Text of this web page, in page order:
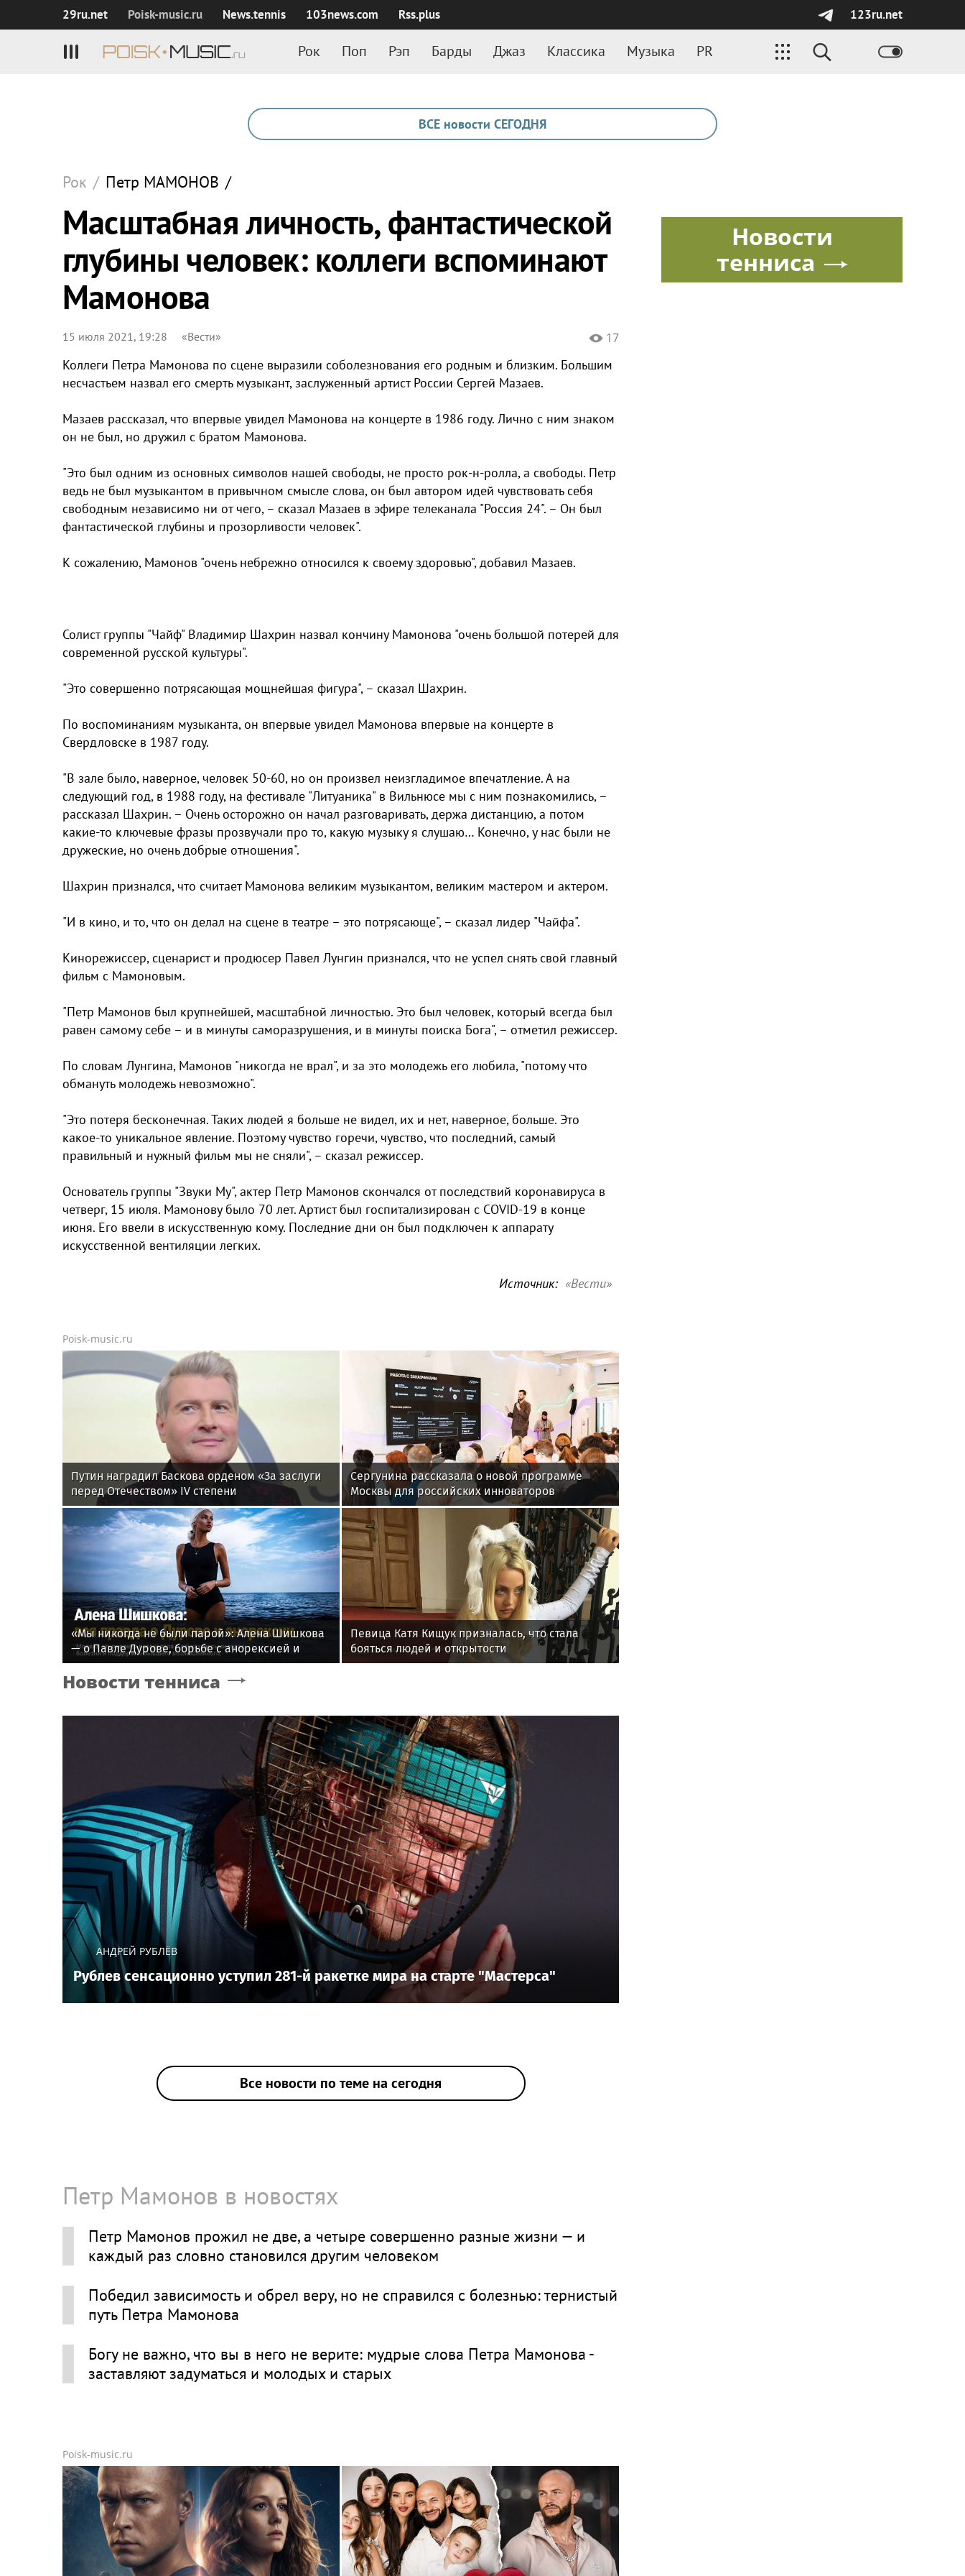
29ru.net Poisk‑music.ru News.tennis 103news.com Rss.plus 123ru.net
Рок Поп Рэп Барды Джаз Классика Музыка PR
ВСЕ новости СЕГОДНЯ
Рок / Петр МАМОНОВ /
Масштабная личность, фантастической
глубины человек: коллеги вспоминают
Мамонова
15 июля 2021, 19:28 «Вести» 17
Коллеги Петра Мамонова по сцене выразили соболезнования его родным и близким. Большим
несчастьем назвал его смерть музыкант, заслуженный артист России Сергей Мазаев.
Мазаев рассказал, что впервые увидел Мамонова на концерте в 1986 году. Лично с ним знаком
он не был, но дружил с братом Мамонова.
"Это был одним из основных символов нашей свободы, не просто рок-н-ролла, а свободы. Петр
ведь не был музыкантом в привычном смысле слова, он был автором идей чувствовать себя
свободным независимо ни от чего, – сказал Мазаев в эфире телеканала "Россия 24". – Он был
фантастической глубины и прозорливости человек".
К сожалению, Мамонов "очень небрежно относился к своему здоровью", добавил Мазаев.
Солист группы "Чайф" Владимир Шахрин назвал кончину Мамонова "очень большой потерей для
современной русской культуры".
"Это совершенно потрясающая мощнейшая фигура", – сказал Шахрин.
По воспоминаниям музыканта, он впервые увидел Мамонова впервые на концерте в
Свердловске в 1987 году.
"В зале было, наверное, человек 50-60, но он произвел неизгладимое впечатление. А на
следующий год, в 1988 году, на фестивале "Литуаника" в Вильнюсе мы с ним познакомились, –
рассказал Шахрин. – Очень осторожно он начал разговаривать, держа дистанцию, а потом
какие-то ключевые фразы прозвучали про то, какую музыку я слушаю… Конечно, у нас были не
дружеские, но очень добрые отношения".
Шахрин признался, что считает Мамонова великим музыкантом, великим мастером и актером.
"И в кино, и то, что он делал на сцене в театре – это потрясающе", – сказал лидер "Чайфа".
Кинорежиссер, сценарист и продюсер Павел Лунгин признался, что не успел снять свой главный
фильм с Мамоновым.
"Петр Мамонов был крупнейшей, масштабной личностью. Это был человек, который всегда был
равен самому себе – и в минуты саморазрушения, и в минуты поиска Бога", – отметил режиссер.
По словам Лунгина, Мамонов "никогда не врал", и за это молодежь его любила, "потому что
обмануть молодежь невозможно".
"Это потеря бесконечная. Таких людей я больше не видел, их и нет, наверное, больше. Это
какое-то уникальное явление. Поэтому чувство горечи, чувство, что последний, самый
правильный и нужный фильм мы не сняли", – сказал режиссер.
Основатель группы "Звуки Му", актер Петр Мамонов скончался от последствий коронавируса в
четверг, 15 июля. Мамонову было 70 лет. Артист был госпитализирован с COVID-19 в конце
июня. Его ввели в искусственную кому. Последние дни он был подключен к аппарату
искусственной вентиляции легких.
Источник: «Вести»
Poisk-music.ru
Путин наградил Баскова орденом «За заслуги
перед Отечеством» IV степени
Сергунина рассказала о новой программе
Москвы для российских инноваторов
«Мы никогда не были парой»: Алена Шишкова
— о Павле Дурове, борьбе с анорексией и
помощи Тимати
Певица Катя Кищук призналась, что стала
бояться людей и открытости
Новости тенниса
АНДРЕЙ РУБЛЁВ
Рублев сенсационно уступил 281-й ракетке мира на старте "Мастерса"
Все новости по теме на сегодня
Петр Мамонов в новостях
Петр Мамонов прожил не две, а четыре совершенно разные жизни — и
каждый раз словно становился другим человеком
Победил зависимость и обрел веру, но не справился с болезнью: тернистый
путь Петра Мамонова
Богу не важно, что вы в него не верите: мудрые слова Петра Мамонова -
заставляют задуматься и молодых и старых
Poisk-music.ru
Новости
тенниса